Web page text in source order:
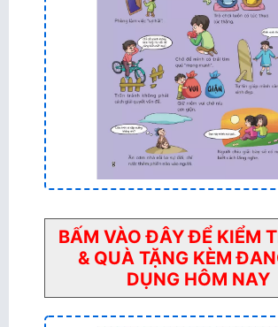
BẤM VÀO ĐÂY ĐỂ KIỂM
& QUÀ TẶNG KÈM
DỤNG HÔM NAY